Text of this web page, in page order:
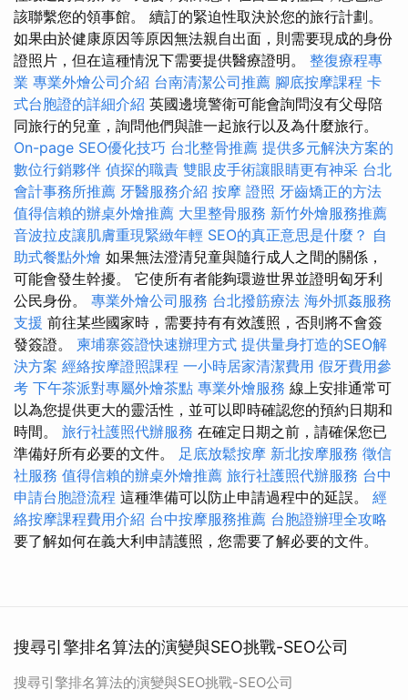
該聯繫您的領事館。 續訂的緊迫性取決於您的旅行計劃。
如果由於健康原因等原因無法親自出面，則需要現成的身份
證照片，但在這種情況下需要提供醫療證明。 整復療程專
業 專業外燴公司介紹 台南清潔公司推薦 腳底按摩課程 卡
式台胞證的詳細介紹 英國邊境警衛可能會詢問沒有父母陪
同旅行的兒童，詢問他們與誰一起旅行以及為什麼旅行。
On-page SEO優化技巧 台北整骨推薦 提供多元解決方案的
數位行銷夥伴 偵探的職責 雙眼皮手術讓眼睛更有神采 台北
會計事務所推薦 牙醫服務介紹 按摩 證照 牙齒矯正的方法
值得信賴的辦桌外燴推薦 大里整骨服務 新竹外燴服務推薦
音波拉皮讓肌膚重現緊緻年輕 SEO的真正意思是什麼？ 自
助式餐點外燴 如果無法澄清兒童與隨行成人之間的關係，
可能會發生幹擾。 它使所有者能夠環遊世界並證明匈牙利
公民身份。 專業外燴公司服務 台北撥筋療法 海外抓姦服務
支援 前往某些國家時，需要持有有效護照，否則將不會簽
發簽證。 柬埔寨簽證快速辦理方式 提供量身打造的SEO解
決方案 經絡按摩證照課程 一小時居家清潔費用 假牙費用參
考 下午茶派對專屬外燴茶點 專業外燴服務 線上安排通常可
以為您提供更大的靈活性，並可以即時確認您的預約日期和
時間。 旅行社護照代辦服務 在確定日期之前，請確保您已
準備好所有必要的文件。 足底放鬆按摩 新北按摩服務 徵信
社服務 值得信賴的辦桌外燴推薦 旅行社護照代辦服務 台中
申請台胞證流程 這種準備可以防止申請過程中的延誤。 經
絡按摩課程費用介紹 台中按摩服務推薦 台胞證辦理全攻略
要了解如何在義大利申請護照，您需要了解必要的文件。
搜尋引擎排名算法的演變與SEO挑戰-SEO公司
搜尋引擎排名算法的演變與SEO挑戰-SEO公司